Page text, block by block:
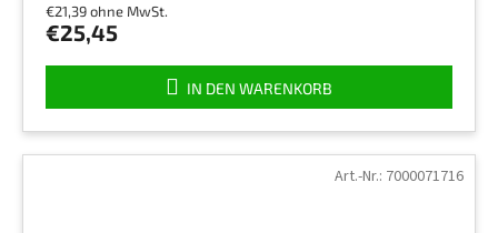
von
5
Sternen.
€21,39 ohne MwSt.
€25,45
IN DEN WARENKORB
Art.-Nr.: 7000071716